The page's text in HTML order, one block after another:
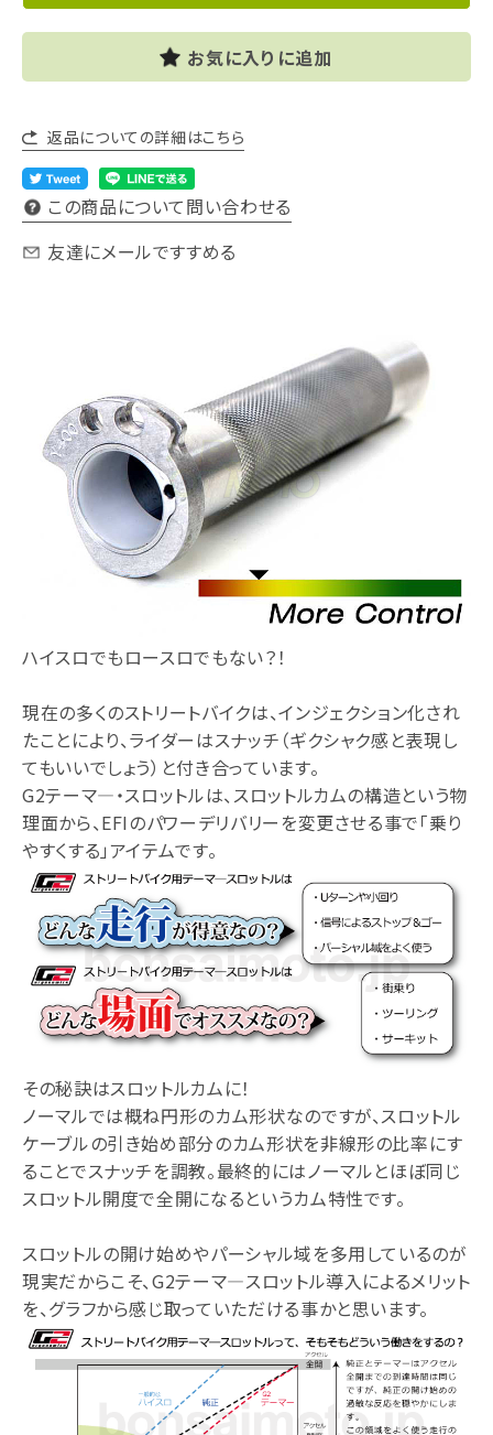
お気に入りに追加
返品についての詳細はこちら
この商品について問い合わせる
友達にメールですすめる
ハイスロでもロースロでもない？！
現在の多くのストリートバイクは、インジェクション化され
たことにより、ライダーはスナッチ（ギクシャク感と表現し
てもいいでしょう）と付き合っています。
G2テーマ―・スロットルは、スロットルカムの構造という物
理面から、EFIのパワーデリバリーを変更させる事で「乗り
やすくする」アイテムです。
その秘訣はスロットルカムに！
ノーマルでは概ね円形のカム形状なのですが、スロットル
ケーブルの引き始め部分のカム形状を非線形の比率にす
ることでスナッチを調教。最終的にはノーマルとほぼ同じ
スロットル開度で全開になるというカム特性です。
スロットルの開け始めやパーシャル域を多用しているのが
現実だからこそ、G2テーマ―スロットル導入によるメリット
を、グラフから感じ取っていただける事かと思います。